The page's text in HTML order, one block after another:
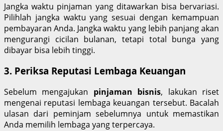
Jangka waktu pinjaman yang ditawarkan bisa bervariasi.
Pilihlah jangka waktu yang sesuai dengan kemampuan
pembayaran Anda. Jangka waktu yang lebih panjang akan
mengurangi cicilan bulanan, tetapi total bunga yang
dibayar bisa lebih tinggi.
3. Periksa Reputasi Lembaga Keuangan
Sebelum mengajukan pinjaman bisnis, lakukan riset
mengenai reputasi lembaga keuangan tersebut. Bacalah
ulasan dari peminjam sebelumnya untuk memastikan
Anda memilih lembaga yang terpercaya.